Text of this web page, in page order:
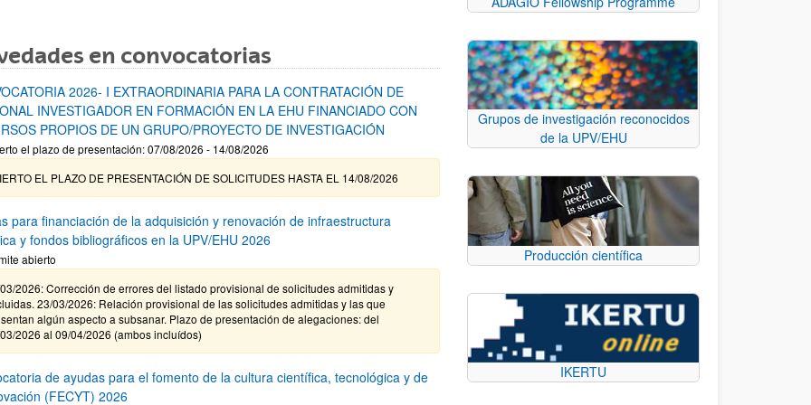
en convocatorias
2026- I EXTRAORDINARIA PARA LA CONTRATACIÓN DE
INVESTIGADOR EN FORMACIÓN EN LA EHU FINANCIADO CON
PROPIOS DE UN GRUPO/PROYECTO DE INVESTIGACIÓN
el plazo de presentación: 07/08/2026 - 14/08/2026
EL PLAZO DE PRESENTACIÓN DE SOLICITUDES HASTA EL 14/08/2026
para financiación de la adquisición y renovación de infraestructura
y fondos bibliográficos en la UPV/EHU 2026
abierto
2026: Corrección de errores del listado provisional de solicitudes admitidas y
23/03/2026: Relación provisional de las solicitudes admitidas y las que
algún aspecto a subsanar. Plazo de presentación de alegaciones: del
2026 al 09/04/2026 (ambos incluídos)
de ayudas para el fomento de la cultura científica, tecnológica y de
(FECYT) 2026
Grupos de investigación reconocidos
de la UPV/EHU
Producción científica
IKERTU